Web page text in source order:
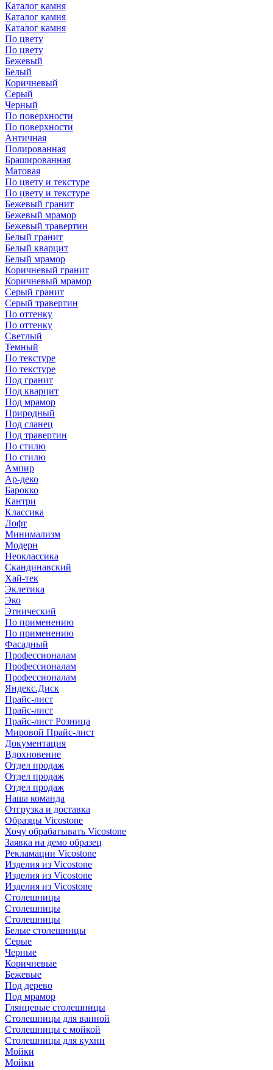
Каталог камня
Каталог камня
Каталог камня
По цвету
По цвету
Бежевый
Белый
Коричневый
Серый
Черный
По поверхности
По поверхности
Античная
Полированная
Брашированная
Матовая
По цвету и текстуре
По цвету и текстуре
Бежевый гранит
Бежевый мрамор
Бежевый травертин
Белый гранит
Белый кварцит
Белый мрамор
Коричневый гранит
Коричневый мрамор
Серый гранит
Серый травертин
По оттенку
По оттенку
Светлый
Темный
По текстуре
По текстуре
Под гранит
Под кварцит
Под мрамор
Природный
Под сланец
Под травертин
По стилю
По стилю
Ампир
Ар-деко
Барокко
Кантри
Классика
Лофт
Минимализм
Модерн
Неоклассика
Скандинавский
Хай-тек
Эклетика
Эко
Этнический
По применению
По применению
Фасадный
Профессионалам
Профессионалам
Профессионалам
Яндекс.Диск
Прайс-лист
Прайс-лист
Прайс-лист Розница
Мировой Прайс-лист
Документация
Вдохновение
Отдел продаж
Отдел продаж
Отдел продаж
Наша команда
Отгрузка и доставка
Образцы Vicostone
Хочу обрабатывать Vicostone
Заявка на демо образец
Рекламации Vicostone
Изделия из Vicostone
Изделия из Vicostone
Изделия из Vicostone
Столешницы
Столешницы
Столешницы
Белые столешницы
Серые
Черные
Коричневые
Бежевые
Под дерево
Под мрамор
Глянцевые столешницы
Столешницы для ванной
Столешницы с мойкой
Столешницы для кухни
Мойки
Мойки